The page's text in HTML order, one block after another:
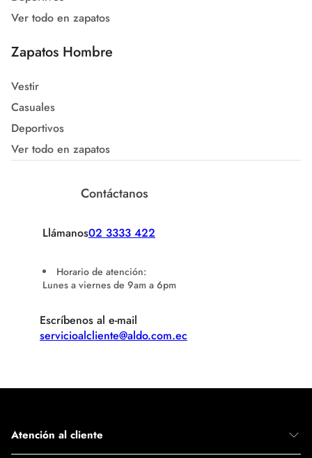
Ver todo en zapatos
Zapatos Hombre
Vestir
Casuales
Deportivos
Ver todo en zapatos
Contáctanos
Llámanos02 3333 422
Horario de atención:
Lunes a viernes de 9am a 6pm
Escríbenos al e-mail
servicioalcliente@aldo.com.ec
Atención al cliente